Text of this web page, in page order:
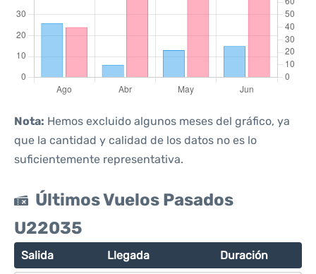
Nota: Hemos excluido algunos meses del gráfico, ya
que la cantidad y calidad de los datos no es lo
suficientemente representativa.
Últimos Vuelos Pasados
U22035
Salida Llegada Duración